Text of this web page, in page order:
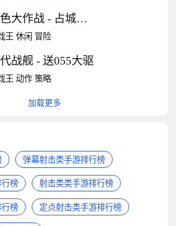
大作战 - 占城大
防游戏
王 休闲 冒险
战舰 - 送055大驱
王 动作 策略
加载更多
弹幕射击类手游排行榜
行榜 射击类类手游排行榜
行榜 定点射击类手游排行榜